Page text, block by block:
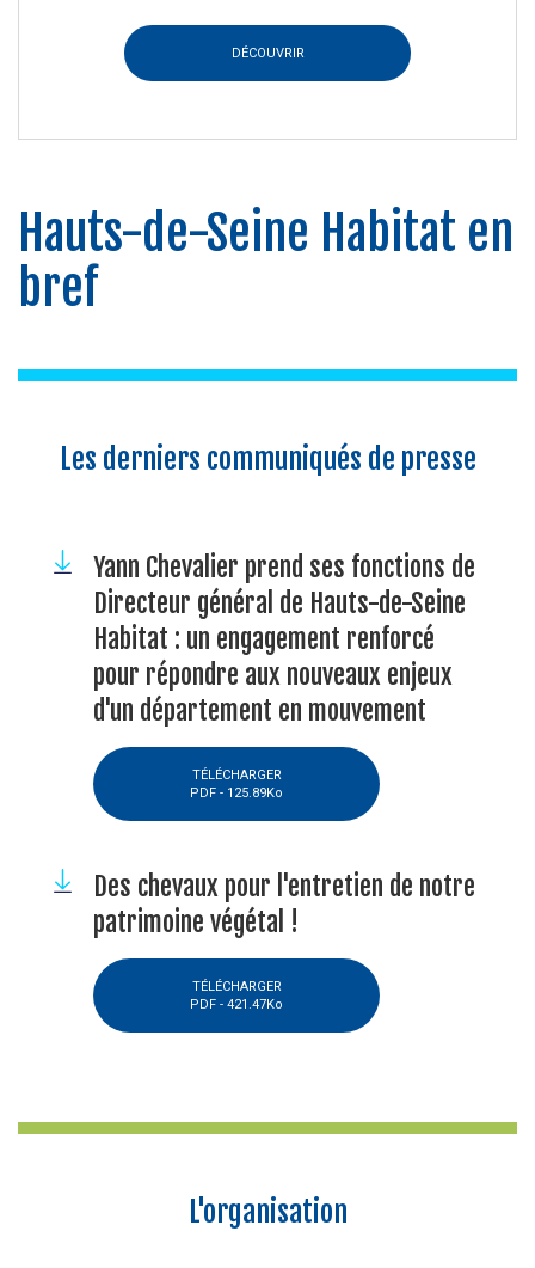
DÉCOUVRIR
Hauts-de-Seine Habitat en
bref
Les derniers communiqués de presse
Yann Chevalier prend ses fonctions de
Directeur général de Hauts-de-Seine
Habitat : un engagement renforcé
pour répondre aux nouveaux enjeux
d'un département en mouvement
TÉLÉCHARGER
PDF - 125.89Ko
Des chevaux pour l'entretien de notre
patrimoine végétal !
TÉLÉCHARGER
PDF - 421.47Ko
L'organisation